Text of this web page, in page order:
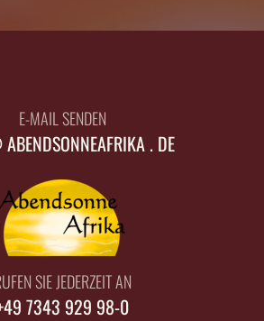
E-MAIL SENDEN
. DE
SIE JEDERZEIT AN
7343 929 98-0